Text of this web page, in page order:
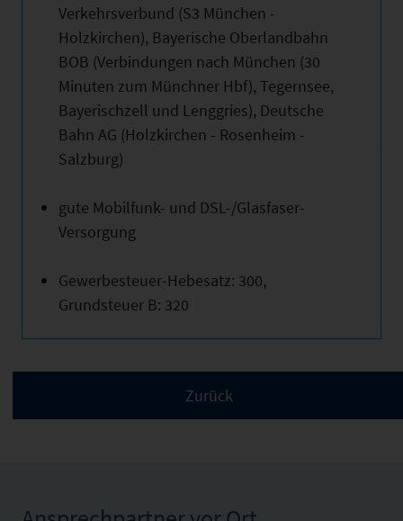
Verkehrsverbund (S3 München -
Holzkirchen), Bayerische Oberlandbahn
BOB (Verbindungen nach München (30
Minuten zum Münchner Hbf), Tegernsee,
Bayerischzell und Lenggries), Deutsche
Bahn AG (Holzkirchen - Rosenheim -
Salzburg)
gute Mobilfunk- und DSL-/Glasfaser-
Versorgung
Gewerbesteuer-Hebesatz: 300,
Grundsteuer B: 320